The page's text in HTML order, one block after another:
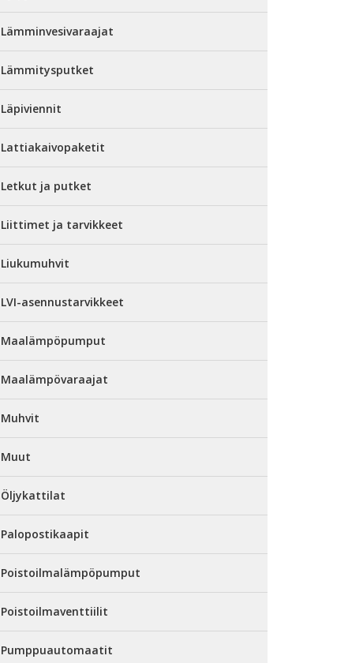
Lämminvesivaraajat
Lämmitysputket
Läpiviennit
Lattiakaivopaketit
Letkut ja putket
Liittimet ja tarvikkeet
Liukumuhvit
LVI-asennustarvikkeet
Maalämpöpumput
Maalämpövaraajat
Muhvit
Muut
Öljykattilat
Palopostikaapit
Poistoilmalämpöpumput
Poistoilmaventtiilit
Pumppuautomaatit